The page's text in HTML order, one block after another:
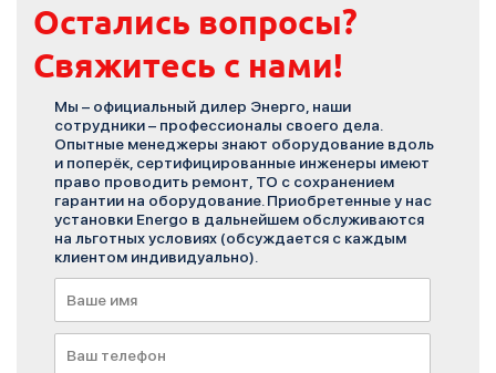
Остались вопросы?
Свяжитесь с нами!
Мы – официальный дилер Энерго, наши
сотрудники – профессионалы своего дела.
Опытные менеджеры знают оборудование вдоль
и поперёк, сертифицированные инженеры имеют
право проводить ремонт, ТО с сохранением
гарантии на оборудование. Приобретенные у нас
установки Energo в дальнейшем обслуживаются
на льготных условиях (обсуждается с каждым
клиентом индивидуально).